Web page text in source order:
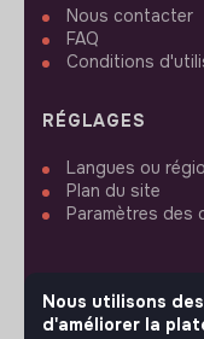
Nous contacter
FAQ
Conditions
RÉGLAGES
Langues ou
Plan du site
Paramètres des
Nous utilisons
d'améliorer la